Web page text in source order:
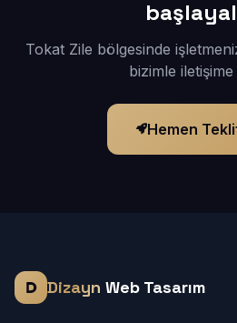
Tokat Zile bölgesinde
bizimle
Hemen
Dizayn Web Tasarım